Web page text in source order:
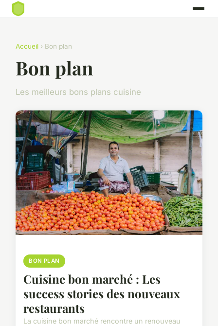
Accueil › Bon plan
Bon plan
Les meilleurs bons plans cuisine
BON PLAN
Cuisine bon marché : Les
success stories des nouveaux
restaurants
La cuisine bon marché rencontre un renouveau